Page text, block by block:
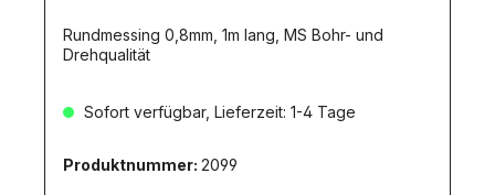
Rundmessing 0,8mm, 1m lang, MS Bohr- und
Drehqualität
Sofort verfügbar, Lieferzeit: 1-4 Tage
Produktnummer: 2099